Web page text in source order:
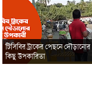
টিসিবির ট্রাকের পেছনে দৌড়ানোর
কিছু উপকারিতা